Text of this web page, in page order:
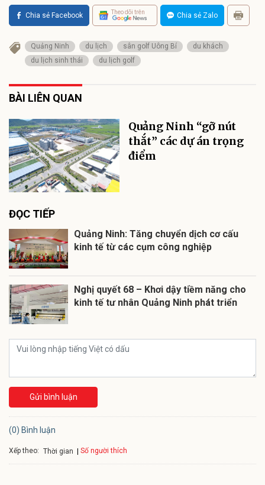
Chia sẻ Facebook Theo dõi trên Chia sẻ Zalo
Quảng Ninh du lịch sân golf Uông Bí
du khách
du lịch sinh thái
du lịch golf
BÀI LIÊN QUAN
Quảng Ninh “gỡ nút
thắt” các dự án trọng
điểm
ĐỌC TIẾP
Quảng Ninh: Tăng chuyển dịch cơ cấu
kinh tế từ các cụm công nghiệp
Nghị quyết 68 – Khơi dậy tiềm năng cho
kinh tế tư nhân Quảng Ninh phát triển
Gửi bình luận
(0) Bình luận
Xếp theo: Thời gian Số người thích